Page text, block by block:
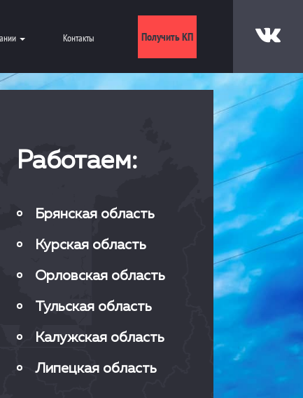
Контакты Получить КП
Работаем:
Брянская область
Курская область
Орловская область
Тульская область
Калужская область
Липецкая область